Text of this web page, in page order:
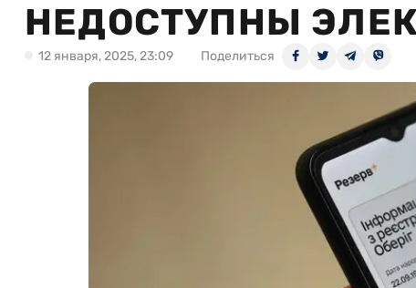
НЕДОСТУПНЫ
12 января, 2025, 23:09 Поделиться